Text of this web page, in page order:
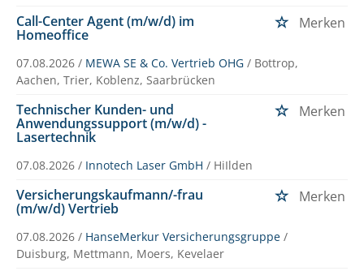
Call-Center Agent (m/w/d) im
Homeoffice
Merken
07.08.2026 / MEWA SE & Co. Vertrieb OHG / Bottrop,
Aachen, Trier, Koblenz, Saarbrücken
Technischer Kunden- und
Anwendungssupport (m/w/d) -
Lasertechnik
Merken
07.08.2026 / Innotech Laser GmbH / HiIlden
Versicherungskaufmann/-frau
(m/w/d) Vertrieb
Merken
07.08.2026 / HanseMerkur Versicherungsgruppe /
Duisburg, Mettmann, Moers, Kevelaer